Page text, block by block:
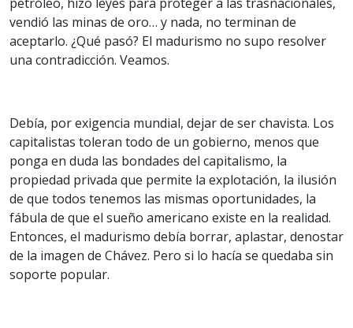
vendió las minas de oro… y nada, no terminan de
aceptarlo. ¿Qué pasó? El madurismo no supo resolver
una contradicción. Veamos.
Debía, por exigencia mundial, dejar de ser chavista. Los
capitalistas toleran todo de un gobierno, menos que
ponga en duda las bondades del capitalismo, la
propiedad privada que permite la explotación, la ilusión
de que todos tenemos las mismas oportunidades, la
fábula de que el sueño americano existe en la realidad.
Entonces, el madurismo debía borrar, aplastar, denostar
de la imagen de Chávez. Pero si lo hacía se quedaba sin
soporte popular.